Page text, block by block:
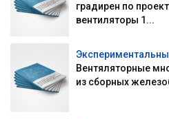
градирен по
вентиляторы 1...
Вентяляторные
из сборных